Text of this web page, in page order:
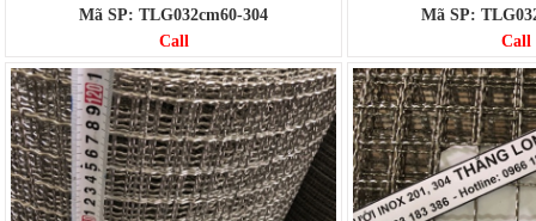
Mã SP: TLG032cm60-304
Call
Mã SP:
Call